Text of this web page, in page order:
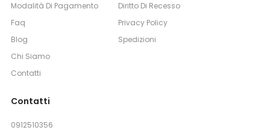
Modalità Di Pagamento
Faq
Blog
Chi Siamo
Contatti
Diritto Di Recesso
Privacy Policy
Spedizioni
Contatti
0912510356